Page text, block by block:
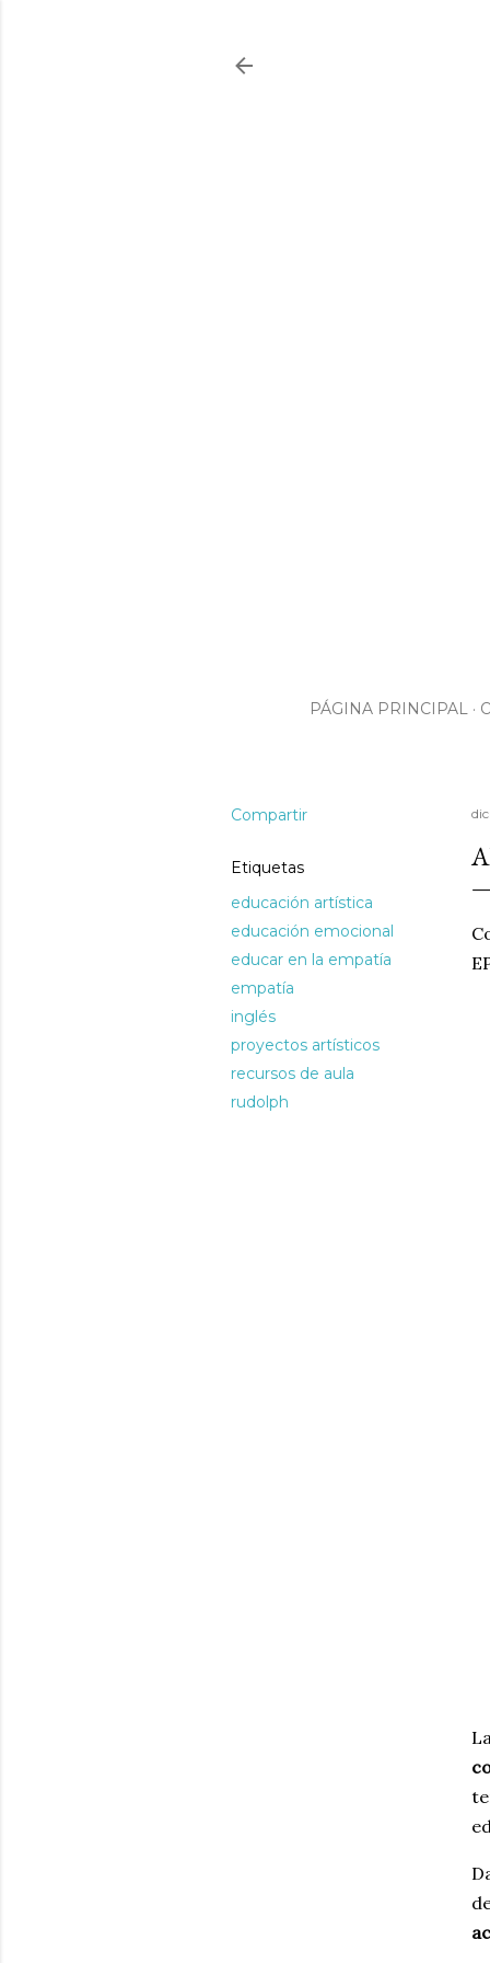
PÁGINA PRINCIPAL
Compartir
Etiquetas
educación artística
educación emocional
educar en la empatía
empatía
inglés
proyectos artísticos
recursos de aula
rudolph